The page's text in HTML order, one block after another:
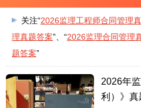
关注“2026监理工程师合同管理
理真题答案”、“2026监理合同管理
题答案”
2026年
利）》真